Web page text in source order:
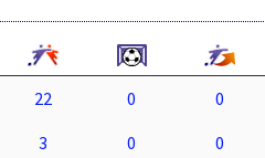
22 0 0
3 0 0